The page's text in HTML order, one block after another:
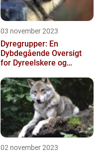
03 november 2023
Dyregrupper: En
Dybdegående Oversigt
for Dyreelskere og
02 november 2023